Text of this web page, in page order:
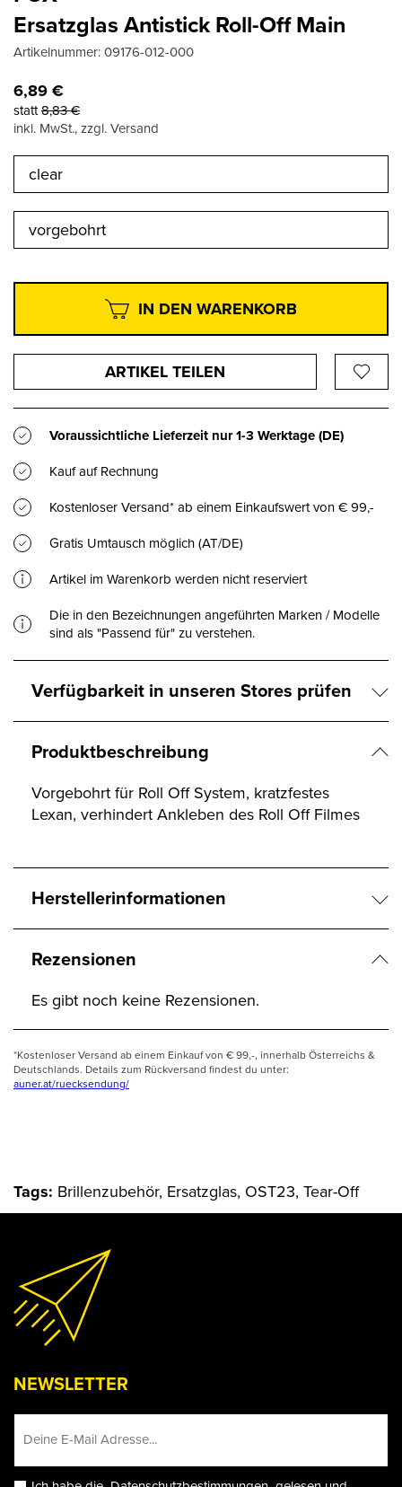
Ersatzglas Antistick Roll-Off Main
Artikelnummer:09176-012-000
6,89€
statt8,83€
inkl. MwSt., zzgl. Versand
clear
vorgebohrt
IN DEN WARENKORB
ARTIKEL TEILEN
Voraussichtliche Lieferzeit nur1-3 Werktage(DE)
Kauf auf Rechnung
Kostenloser Versand* ab einem Einkaufswert von € 99,-
Gratis Umtausch möglich (AT/DE)
Artikel im Warenkorb werden nicht reserviert
Die in den Bezeichnungen angeführten Marken / Modelle
sind als "Passend für" zu verstehen.
Verfügbarkeit in unseren Stores prüfen
Produktbeschreibung
Vorgebohrt für Roll Off System, kratzfestes
Lexan, verhindert Ankleben des Roll Off Filmes
Herstellerinformationen
Rezensionen
Es gibt noch keine Rezensionen.
*Kostenloser Versand ab einem Einkauf von € 99,-, innerhalb Österreichs &
Deutschlands. Details zum Rückversand findest du unter:
auner.at/ruecksendung/
Tags: Brillenzubehör, Ersatzglas, OST23, Tear-Off
NEWSLETTER